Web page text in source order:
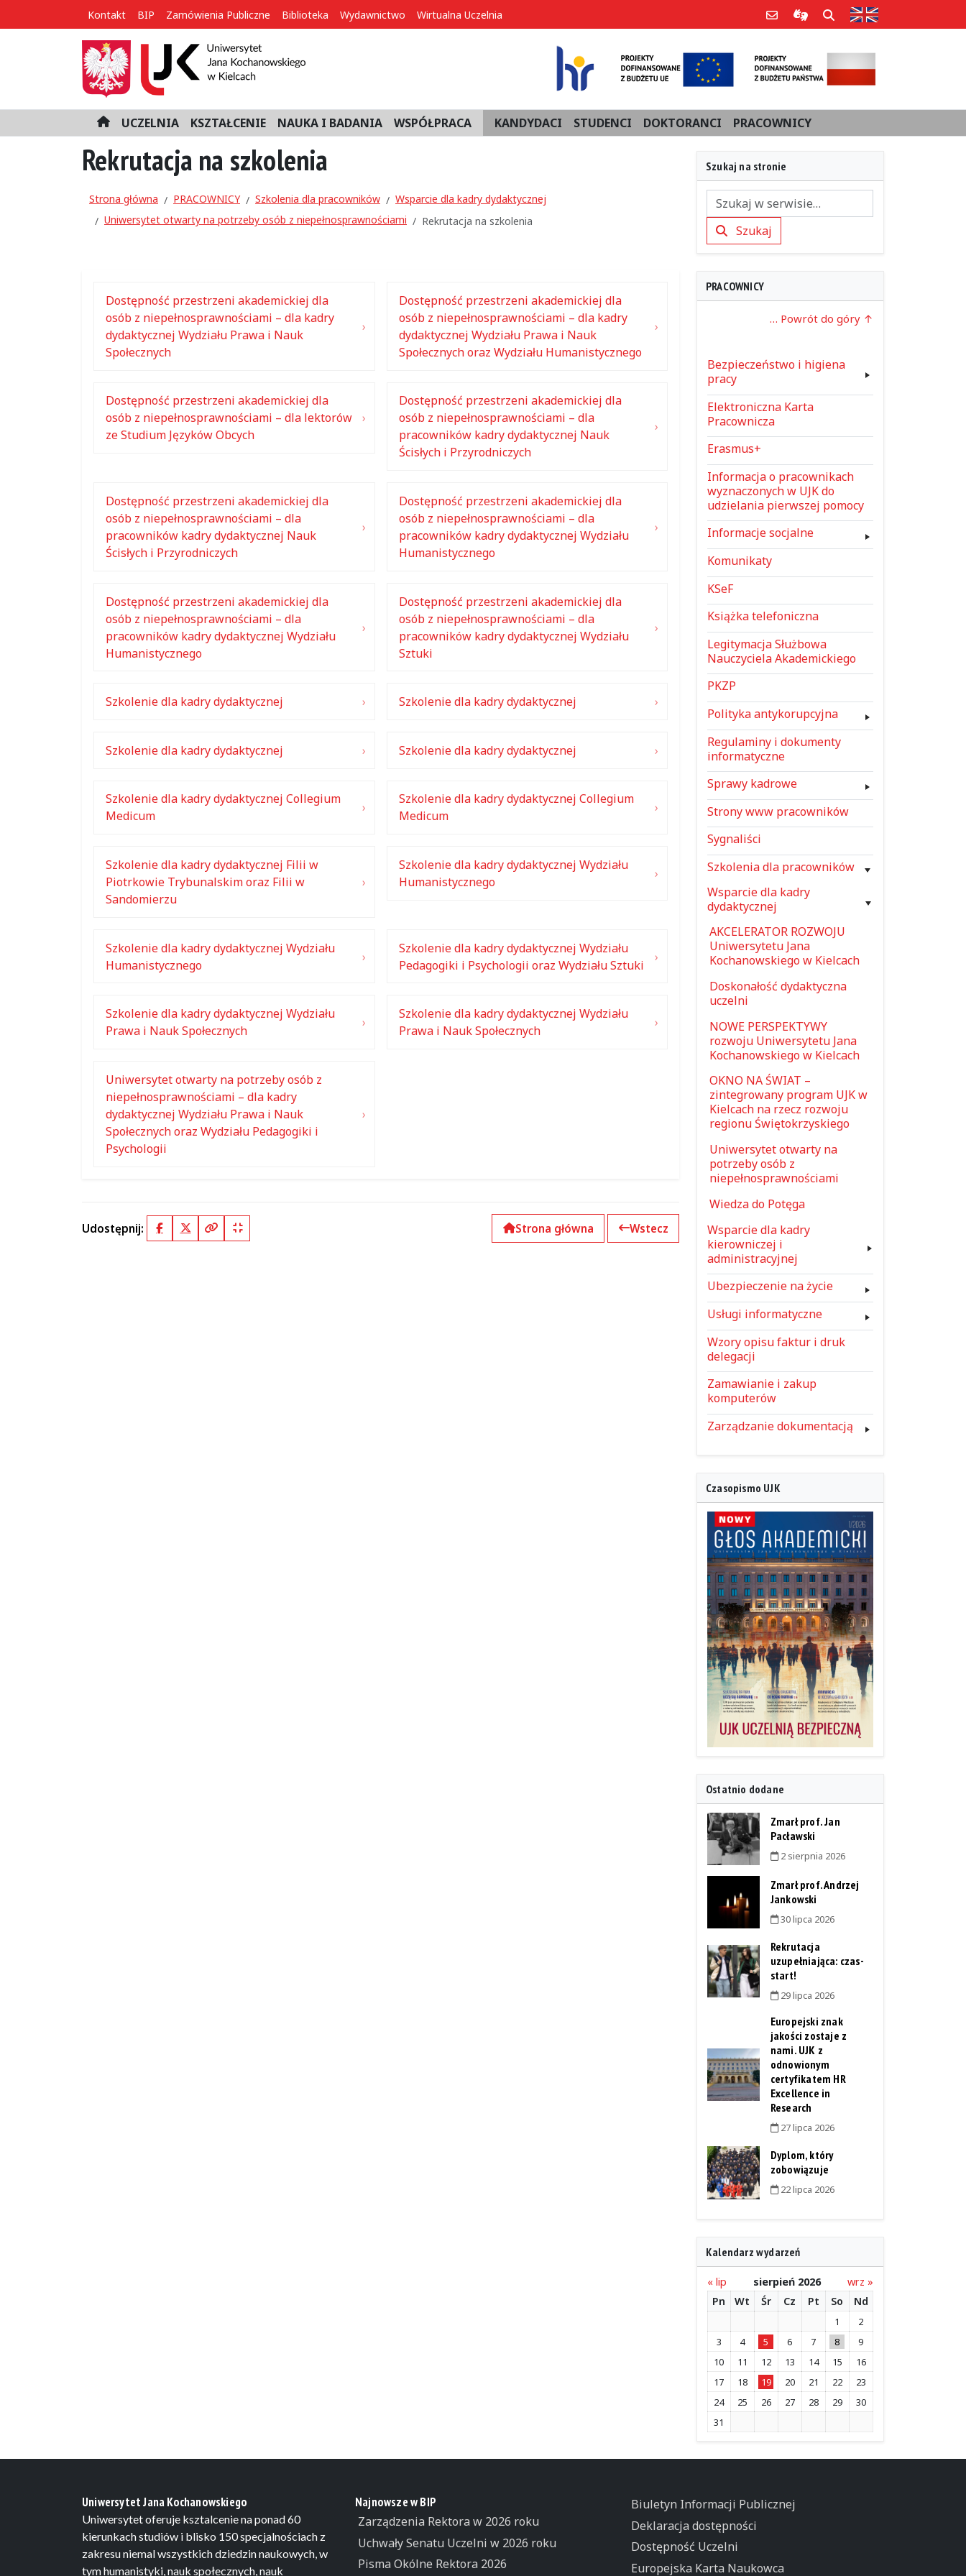
Kontakt BIP Zamówienia Publiczne Biblioteka Wydawnictwo Wirtualna Uczelnia Poczta e-mailInformacje dla użytkowników
Szukaj Strona w języku
H
o
m
e
UCZELNIA KSZTAŁCENIE NAUKA I BADANIA WSPÓŁPRACA KANDYDACI STUDENCI DOKTORANCI PRACOWNICY
Rekrutacja na szkolenia
Strona główna PRACOWNICY Szkolenia dla pracowników
Wsparcie dla kadry dydaktycznej
Uniwersytet otwarty na potrzeby osób z niepełnosprawnościami
Rekrutacja na szkolenia
Dostępność przestrzeni akademickiej dla
osób z niepełnosprawnościami – dla kadry
dydaktycznej Wydziału Prawa i Nauk
Społecznych
Dostępność przestrzeni akademickiej dla
osób z niepełnosprawnościami – dla kadry
dydaktycznej Wydziału Prawa i Nauk
Społecznych oraz Wydziału Humanistycznego
Dostępność przestrzeni akademickiej dla
osób z niepełnosprawnościami – dla lektorów
ze Studium Języków Obcych
Dostępność przestrzeni akademickiej dla
osób z niepełnosprawnościami – dla
pracowników kadry dydaktycznej Nauk
Ścisłych i Przyrodniczych
Dostępność przestrzeni akademickiej dla
osób z niepełnosprawnościami – dla
pracowników kadry dydaktycznej Nauk
Ścisłych i Przyrodniczych
Dostępność przestrzeni akademickiej dla
osób z niepełnosprawnościami – dla
pracowników kadry dydaktycznej Wydziału
Humanistycznego
Dostępność przestrzeni akademickiej dla
osób z niepełnosprawnościami – dla
pracowników kadry dydaktycznej Wydziału
Humanistycznego
Dostępność przestrzeni akademickiej dla
osób z niepełnosprawnościami – dla
pracowników kadry dydaktycznej Wydziału
Sztuki
Szkolenie dla kadry dydaktycznej Szkolenie dla kadry dydaktycznej
Szkolenie dla kadry dydaktycznej Szkolenie dla kadry dydaktycznej
Szkolenie dla kadry dydaktycznej Collegium
Medicum
Szkolenie dla kadry dydaktycznej Collegium
Medicum
Szkolenie dla kadry dydaktycznej Filii w
Piotrkowie Trybunalskim oraz Filii w
Sandomierzu
Szkolenie dla kadry dydaktycznej Wydziału
Humanistycznego
Szkolenie dla kadry dydaktycznej Wydziału
Humanistycznego
Szkolenie dla kadry dydaktycznej Wydziału
Pedagogiki i Psychologii oraz Wydziału Sztuki
Szkolenie dla kadry dydaktycznej Wydziału
Prawa i Nauk Społecznych
Szkolenie dla kadry dydaktycznej Wydziału
Prawa i Nauk Społecznych
Uniwersytet otwarty na potrzeby osób z
niepełnosprawnościami – dla kadry
dydaktycznej Wydziału Prawa i Nauk
Społecznych oraz Wydziału Pedagogiki i
Psychologii
Udostępnij: FacebookX (Twitter)
Kopiuj pełny link
Kopiuj krótki link Strona główna Wstecz
Szukaj na stronie
SzukajSzukaj
PRACOWNICY
… Powrót do góry
Bezpieczeństwo i higiena
pracy
Elektroniczna Karta
Pracownicza
Erasmus+
Informacja o pracownikach
wyznaczonych w UJK do
udzielania pierwszej pomocy
Informacje socjalne
Komunikaty
KSeF
Książka telefoniczna
Legitymacja Służbowa
Nauczyciela Akademickiego
PKZP
Polityka antykorupcyjna
Regulaminy i dokumenty
informatyczne
Sprawy kadrowe
Strony www pracowników
Sygnaliści
Szkolenia dla pracowników
Wsparcie dla kadry
dydaktycznej
AKCELERATOR ROZWOJU
Uniwersytetu Jana
Kochanowskiego w Kielcach
Doskonałość dydaktyczna
uczelni
NOWE PERSPEKTYWY
rozwoju Uniwersytetu Jana
Kochanowskiego w Kielcach
OKNO NA ŚWIAT –
zintegrowany program UJK w
Kielcach na rzecz rozwoju
regionu Świętokrzyskiego
Uniwersytet otwarty na
potrzeby osób z
niepełnosprawnościami
Wiedza do Potęga
Wsparcie dla kadry
kierowniczej i
administracyjnej
Ubezpieczenie na życie
Usługi informatyczne
Wzory opisu faktur i druk
delegacji
Zamawianie i zakup
komputerów
Zarządzanie dokumentacją
Czasopismo UJK
Ostatnio dodane
Zmarł prof. Jan
Pacławski
2 sierpnia 2026
Zmarł prof. Andrzej
Jankowski
30 lipca 2026
Rekrutacja
uzupełniająca: czas-
start!
29 lipca 2026
Europejski znak
jakości zostaje z
nami. UJK z
odnowionym
certyfikatem HR
Excellence in
Research
27 lipca 2026
Dyplom, który
zobowiązuje
22 lipca 2026
Kalendarz wydarzeń
« lip sierpień 2026
wrz »
Pn
Wt Śr Cz Pt So Nd
1
2
3
4 5 6 7 8
9
10
11 12 13 14 15
16
17
18 19 20 21 22
23
24
25 26 27 28 29
30
31
Uniwersytet Jana Kochanowskiego
Uniwersytet oferuje ksztalcenie na ponad 60
kierunkach studiów i blisko 150 specjalnościach z
zakresu niemal wszystkich dziedzin naukowych, w
tym humanistyki, nauk społecznych, nauk
Najnowsze w BIP
Zarządzenia Rektora w 2026 roku
Uchwały Senatu Uczelni w 2026 roku
Pisma Okólne Rektora 2026
Biuletyn Informacji Publicznej
Deklaracja dostępności
Dostępność Uczelni
Europejska Karta Naukowca